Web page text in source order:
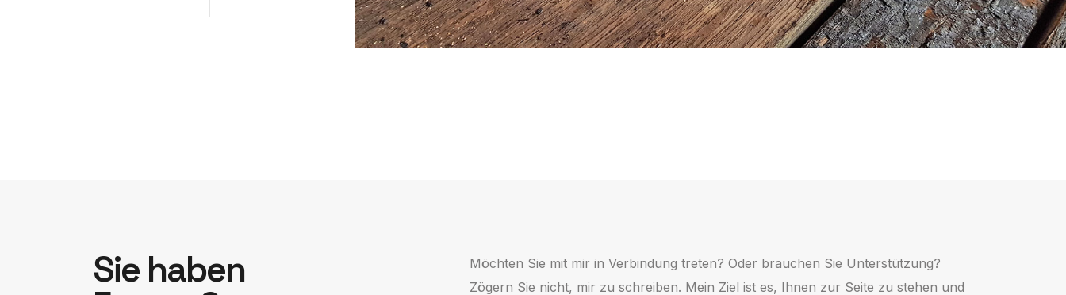
Sie haben
Möchten Sie mit mir in Verbindung treten? Oder brauchen Sie Unterstützung?
Zögern Sie nicht, mir zu schreiben. Mein Ziel ist es, Ihnen zur Seite zu stehen und